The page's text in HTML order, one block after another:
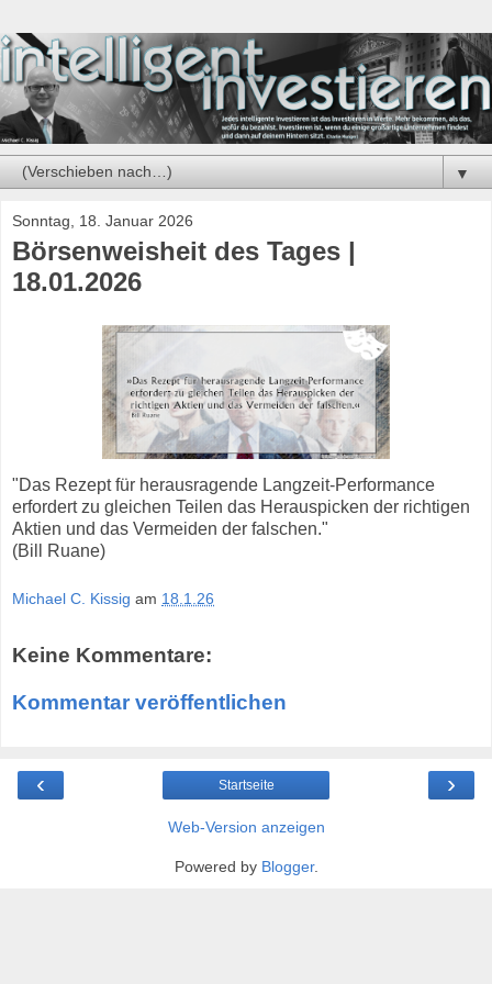
▼
Sonntag, 18. Januar 2026
Börsenweisheit des Tages |
18.01.2026
"Das Rezept für herausragende Langzeit-Performance
erfordert zu gleichen Teilen das Herauspicken der richtigen
Aktien und das Vermeiden der falschen."
(Bill Ruane)
Michael C. Kissig am 18.1.26
Keine Kommentare:
Kommentar veröffentlichen
‹ ›
Startseite
Web-Version anzeigen
Powered by Blogger.